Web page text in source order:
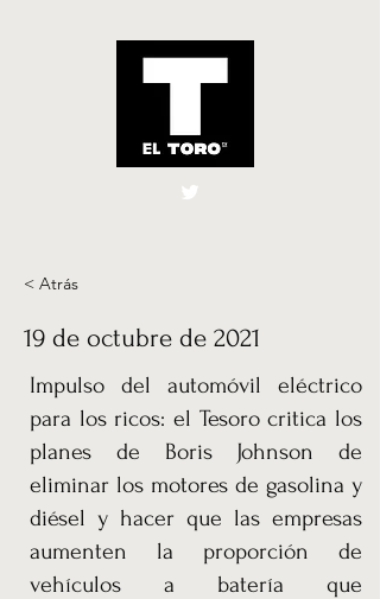
El Toro España
< Atrás
19 de octubre de 2021
Impulso del automóvil eléctrico
para los ricos: el Tesoro critica los
planes de Boris Johnson de
eliminar los motores de gasolina y
diésel y hacer que las empresas
aumenten la proporción de
vehículos a batería que